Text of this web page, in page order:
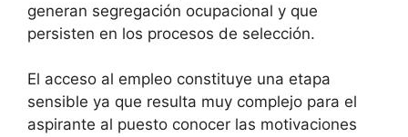
generan segregación ocupacional y que
persisten en los procesos de selección.
El acceso al empleo constituye una etapa
sensible ya que resulta muy complejo para el
aspirante al puesto conocer las motivaciones